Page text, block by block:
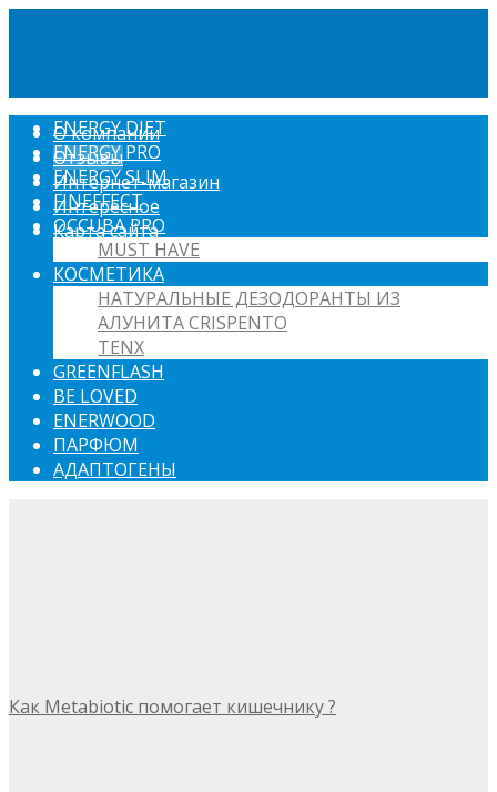
О компании
Отзывы
Интернет-магазин
Интересное
Карта сайта
ENERGY DIET
ENERGY PRO
ENERGY SLIM
FINEFFECT
OCCUBA PRO
MUST HAVE
КОСМЕТИКА
НАТУРАЛЬНЫЕ ДЕЗОДОРАНТЫ ИЗ
АЛУНИТА CRISPENTO
TENX
GREENFLASH
BE LOVED
ENERWOOD
ПАРФЮМ
АДАПТОГЕНЫ
Как Metabiotic помогает кишечнику ?